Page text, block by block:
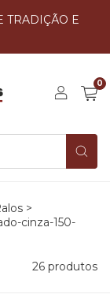
TRADIÇÃO E
0
>
cinza-150-
26 produtos